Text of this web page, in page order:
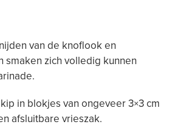
van de knoflook en
smaken zich volledig kunnen
in blokjes van ongeveer 3×3 cm
afsluitbare vrieszak.